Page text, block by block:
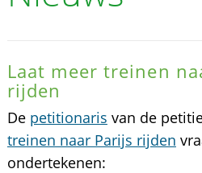
Laat meer treinen
rijden
De petitionaris van de
treinen naar Parijs rijden
ondertekenen: